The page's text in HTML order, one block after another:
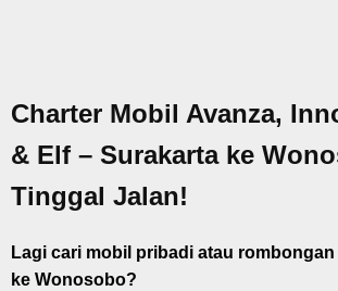
Charter Mobil Avanza,
& Elf – Surakarta ke
Tinggal Jalan!
Lagi cari mobil pribadi atau
ke Wonosobo?